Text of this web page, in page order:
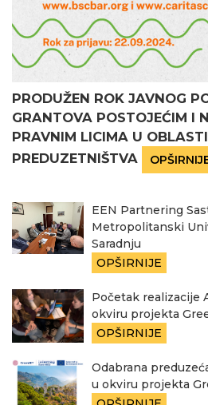
PRODUŽEN ROK JAVNOG
GRANTOVA POSTOJEĆIM I
PRAVNIM LICIMA U
PREDUZETNIŠTVA
EEN Partnering
Metropolitanski
Saradnju
OPŠIRNIJE
Početak realizacije
okviru projekta
OPŠIRNIJE
Odabrana
u okviru projekta